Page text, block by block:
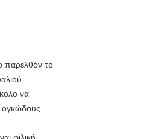
παρελθόν το
να
ογκώδους